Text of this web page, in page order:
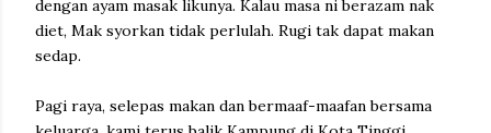
dengan ayam masak likunya. Kalau masa ni berazam nak
diet, Mak syorkan tidak perlulah. Rugi tak dapat makan
sedap.
Pagi raya, selepas makan dan bermaaf-maafan bersama